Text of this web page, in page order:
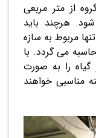
از متر مربعی
می شود. هرچند باید
معمولا تنها مربوط به سازه
می گردد. با
را به صورت
مناسبی خواهند